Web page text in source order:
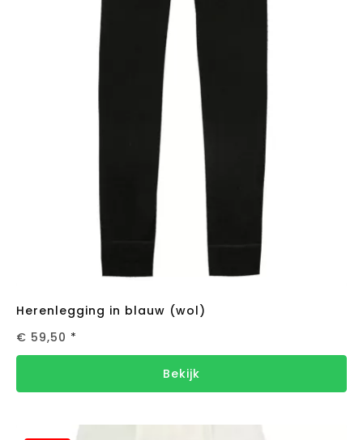
Herenlegging in blauw (wol)
€ 59,50 *
Bekijk